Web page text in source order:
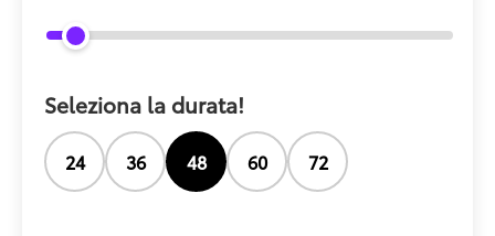
Seleziona la durata!
24 36 48 60 72